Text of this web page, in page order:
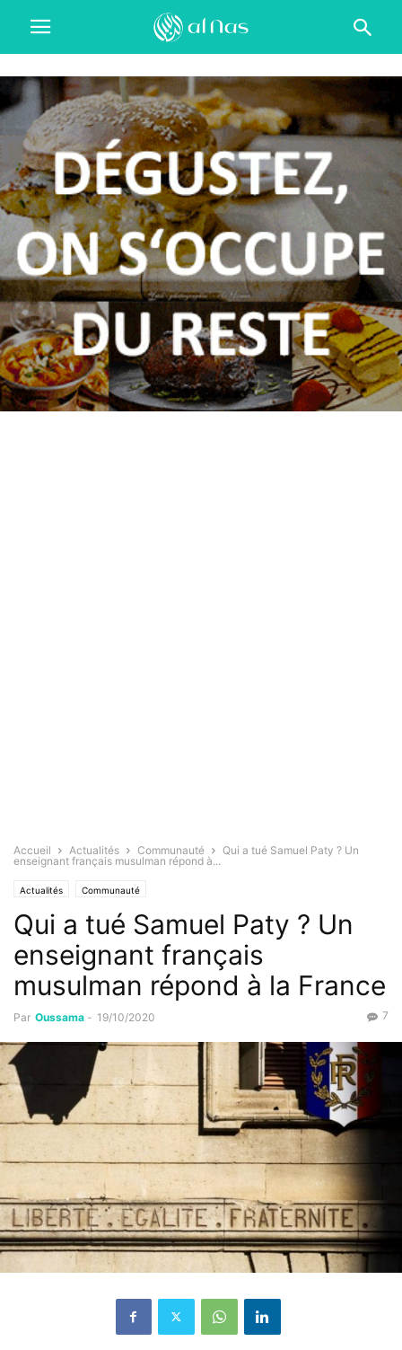
Accueil Actualités Communauté
Qui a tué Samuel Paty ? Un
enseignant français musulman répond à...
Actualités Communauté
Qui a tué Samuel Paty ? Un
enseignant français
musulman répond à la France
Par Oussama - 19/10/2020 7